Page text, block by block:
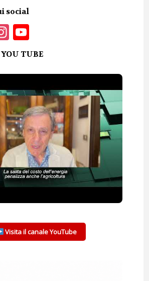
social
Instagram
YouTube
TUBE
Visita il canale YouTube